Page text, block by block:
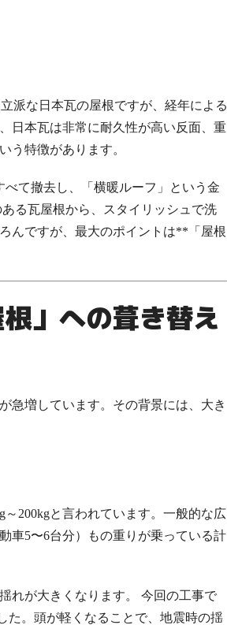
派な日本瓦の屋根ですが、経年による
日本瓦は非常に耐久性が高い反面、重
う特徴があります。
て撤去し、「横暖ルーフ」という金
る瓦屋根から、スタイリッシュで洗
んですが、最大のポイントは**「屋根
」への葺き替え
急増しています。その背景には、大き
200kgと言われています。一般的な広
車5〜6台分）もの重り が乗っている計
れが大きくなります。 今回の工事で
た。頭が軽くなることで、地震時の揺